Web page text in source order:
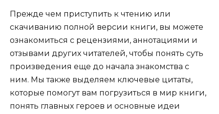
Прежде чем приступить к чтению или
скачиванию полной версии книги, вы можете
ознакомиться с рецензиями, аннотациями и
отзывами других читателей, чтобы понять суть
произведения еще до начала знакомства с
ним. Мы также выделяем ключевые цитаты,
которые помогут вам погрузиться в мир книги,
понять главных героев и основные идеи